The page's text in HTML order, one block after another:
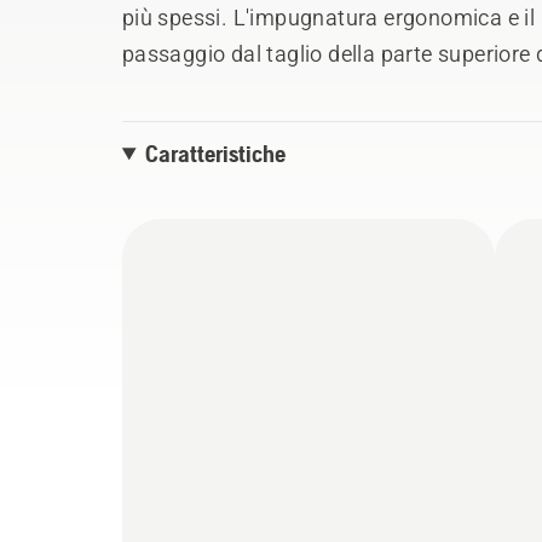
più spessi. L'impugnatura ergonomica e
passaggio dal taglio della parte superiore
Husqvarna da 36 V. Quando non è
Caratteristiche